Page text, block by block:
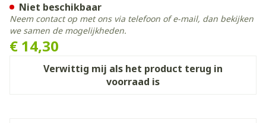
€ 14,30
Verwittig mij als het product terug in
voorraad is
Niet beschikbaar
Neem contact op met ons via telefoon of e-mail, dan bekijken
we samen de mogelijkheden.